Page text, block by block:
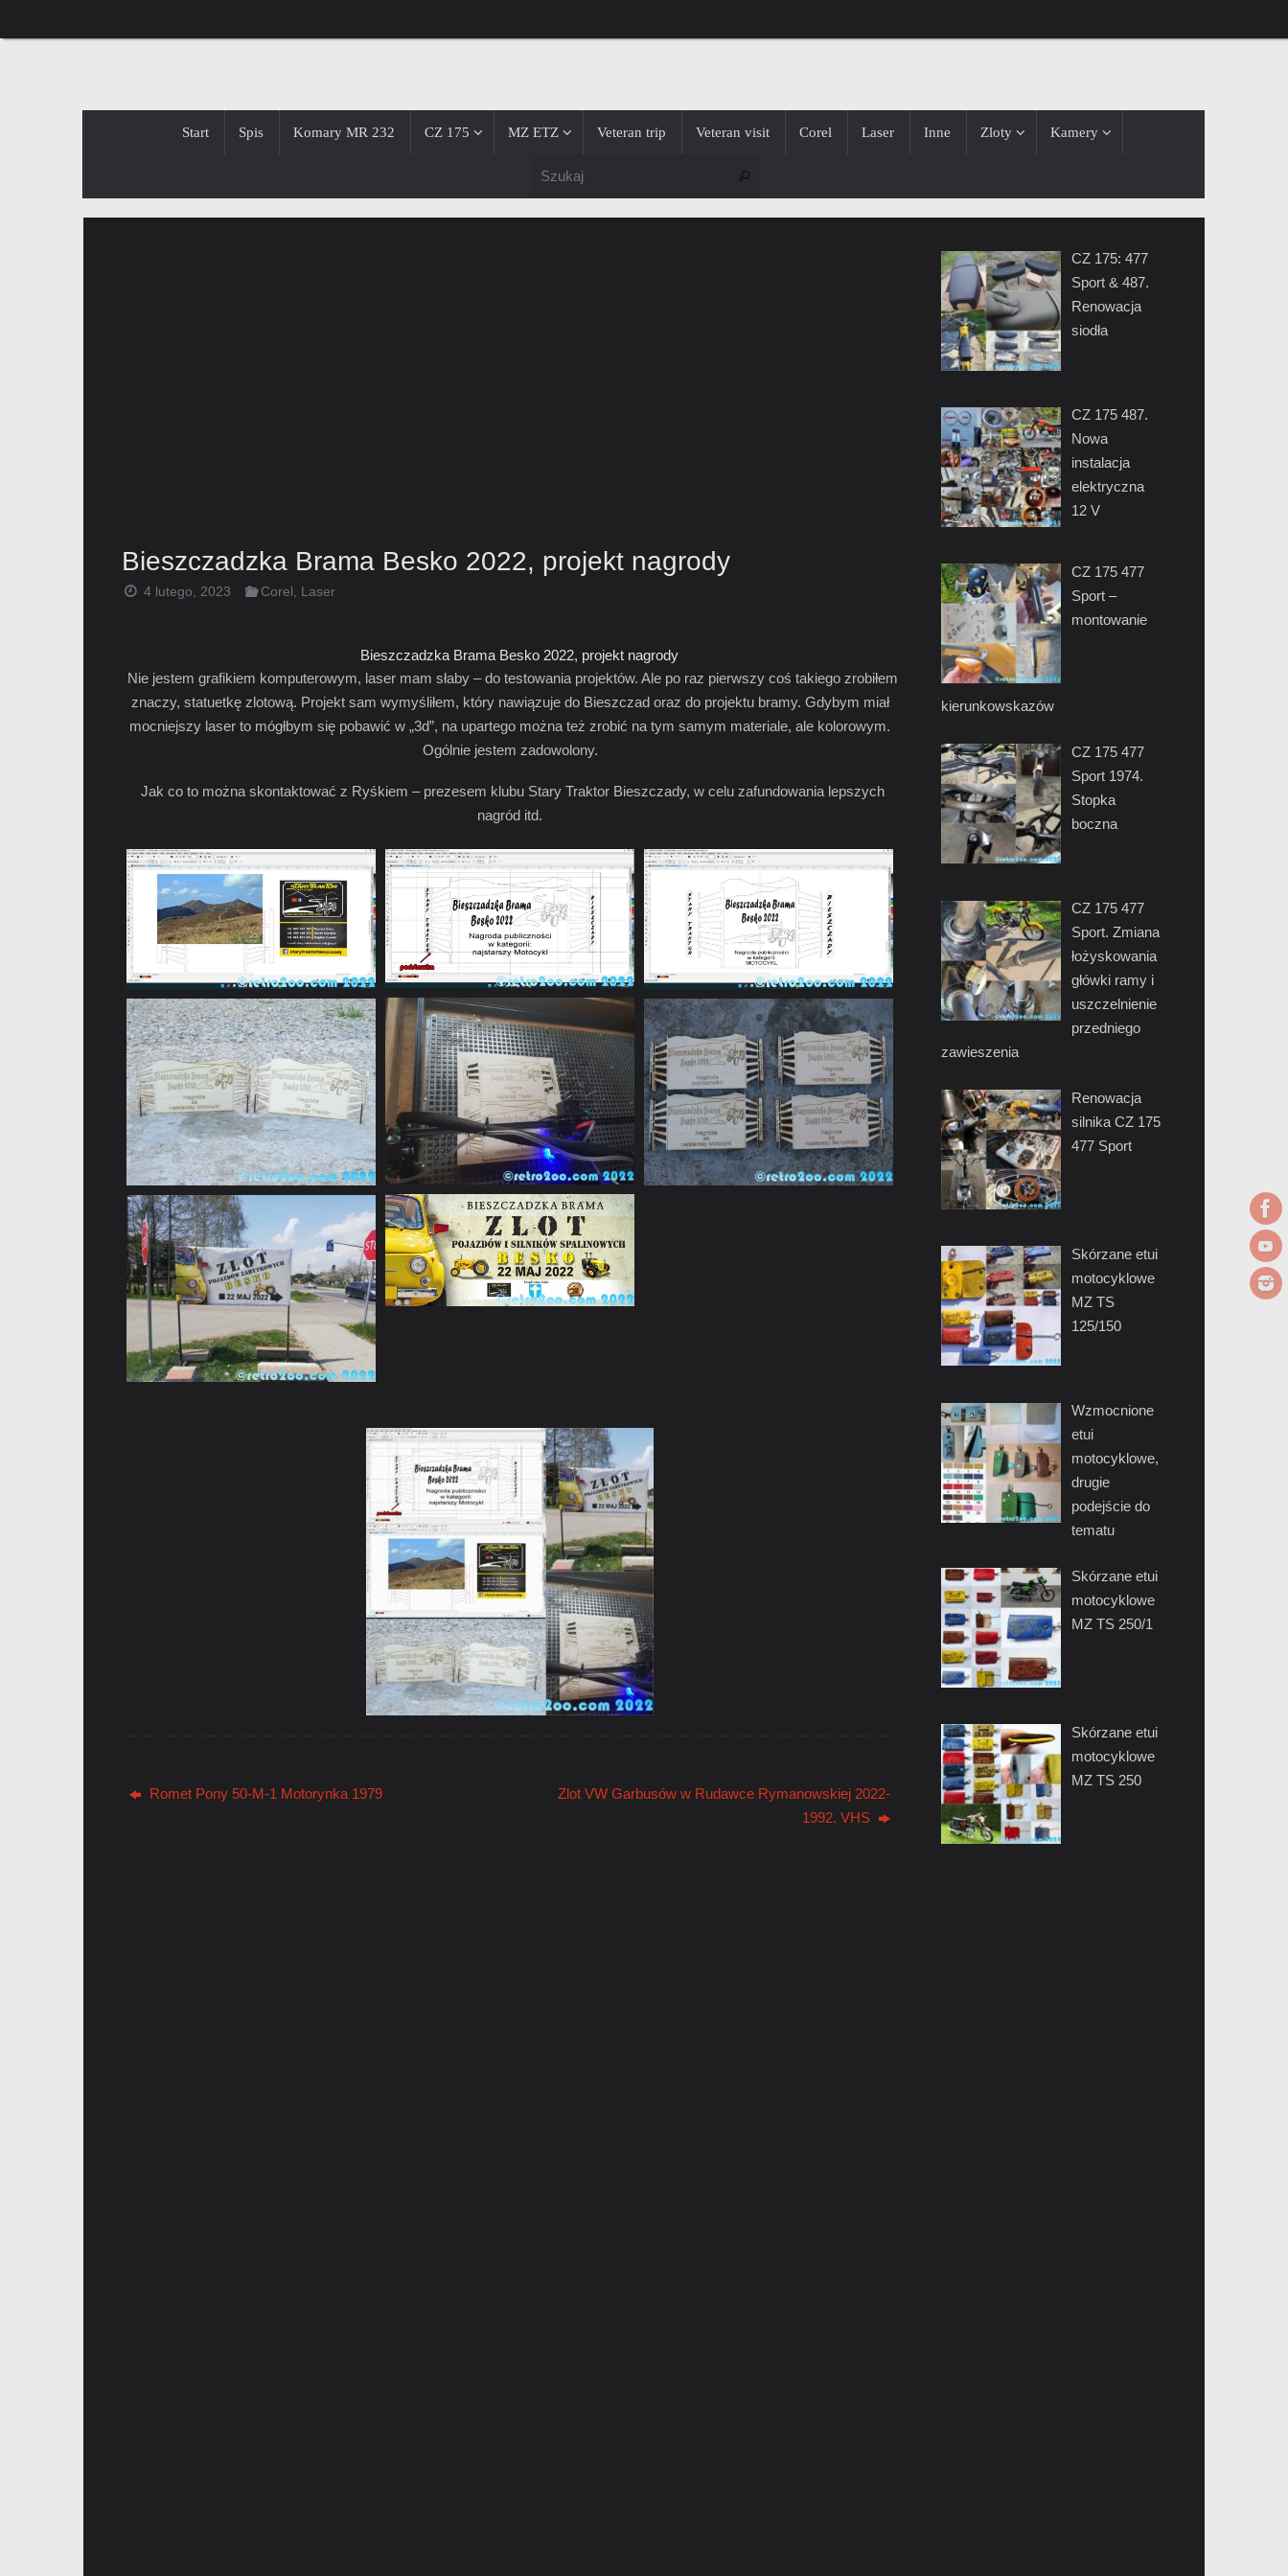
do
Start Spis Komary MR 232 CZ 175 MZ ETZ Veteran trip Veteran visit Corel Laser Inne Zloty Kamery
Bieszczadzka Brama Besko 2022, projekt nagrody
4 lutego, 2023 Corel , Laser
Bieszczadzka Brama Besko 2022, projekt nagrody
Nie jestem grafikiem komputerowym, laser mam słaby – do testowania projektów. Ale po raz pierwszy coś takiego zrobiłem
znaczy, statuetkę zlotową. Projekt sam wymyśliłem, który nawiązuje do Bieszczad oraz do projektu bramy. Gdybym miał
mocniejszy laser to mógłbym się pobawić w „3d”, na upartego można też zrobić na tym samym materiale, ale kolorowym.
Ogólnie jestem zadowolony.
Jak co to można skontaktować z Ryśkiem – prezesem klubu Stary Traktor Bieszczady, w celu zafundowania lepszych
nagród itd.
Romet Pony 50-M-1 Motorynka 1979
Zlot VW Garbusów w Rudawce Rymanowskiej 2022-
1992. VHS
CZ 175: 477
Sport & 487.
Renowacja
siodła
CZ 175 487.
Nowa
instalacja
elektryczna
12 V
CZ 175 477
Sport –
montowanie
kierunkowskazów
CZ 175 477
Sport 1974.
Stopka
boczna
CZ 175 477
Sport. Zmiana
łożyskowania
główki ramy i
uszczelnienie
przedniego
zawieszenia
Renowacja
silnika CZ 175
477 Sport
Skórzane etui
motocyklowe
MZ TS
125/150
Wzmocnione
etui
motocyklowe,
drugie
podejście do
tematu
Skórzane etui
motocyklowe
MZ TS 250/1
Skórzane etui
motocyklowe
MZ TS 250